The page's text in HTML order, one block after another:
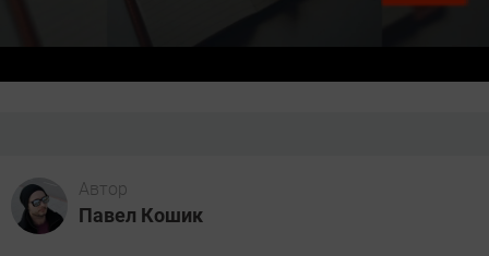
Автор
Павел Кошик